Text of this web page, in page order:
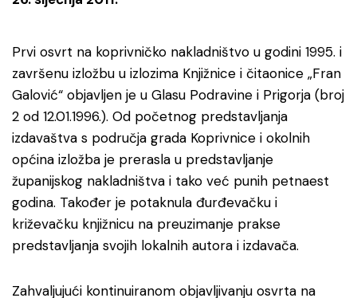
Prvi osvrt na koprivničko nakladništvo u godini 1995. i
završenu izložbu u izlozima Knjižnice i čitaonice „Fran
Galović“ objavljen je u Glasu Podravine i Prigorja (broj
2 od 12.01.1996.). Od početnog predstavljanja
izdavaštva s područja grada Koprivnice i okolnih
općina izložba je prerasla u predstavljanje
županijskog nakladništva i tako već punih petnaest
godina. Također je potaknula đurđevačku i
križevačku knjižnicu na preuzimanje prakse
predstavljanja svojih lokalnih autora i izdavača.
Zahvaljujući kontinuiranom objavljivanju osvrta na